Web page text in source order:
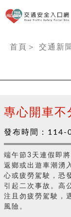
首頁 ＞ 交通新
專心開車不
發布時間： 114-
端午節3天連假即
返鄉或出遊車潮湧
心或疲勞駕駛，恐
引起二次事故。高
注且勿疲勞駕駛，
風險。